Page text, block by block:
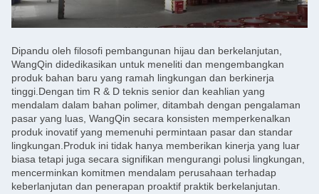
Dipandu oleh filosofi pembangunan hijau dan berkelanjutan,
WangQin didedikasikan untuk meneliti dan mengembangkan
produk bahan baru yang ramah lingkungan dan berkinerja
tinggi.Dengan tim R & D teknis senior dan keahlian yang
mendalam dalam bahan polimer, ditambah dengan pengalaman
pasar yang luas, WangQin secara konsisten memperkenalkan
produk inovatif yang memenuhi permintaan pasar dan standar
lingkungan.Produk ini tidak hanya memberikan kinerja yang luar
biasa tetapi juga secara signifikan mengurangi polusi lingkungan,
mencerminkan komitmen mendalam perusahaan terhadap
keberlanjutan dan penerapan proaktif praktik berkelanjutan.